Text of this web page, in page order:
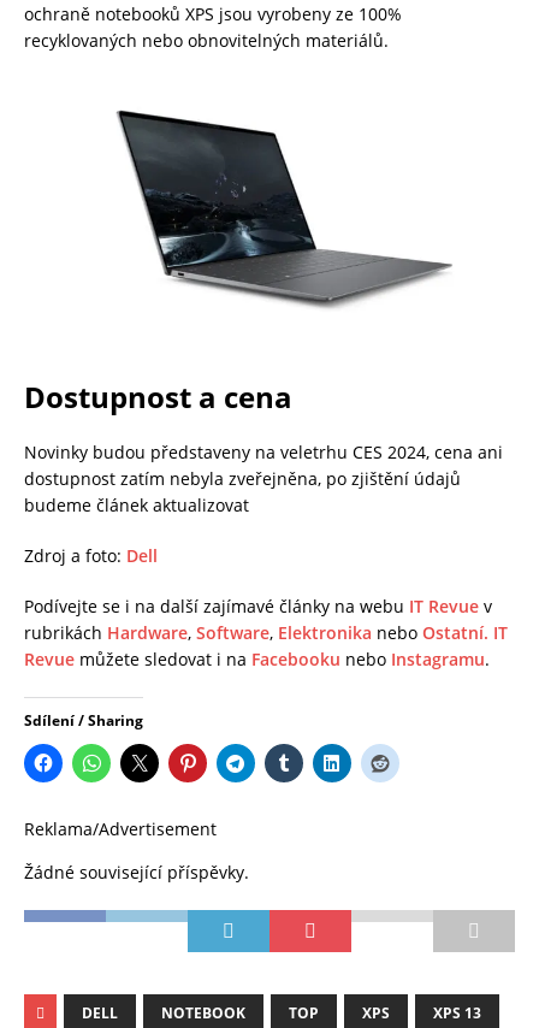
ochraně notebooků XPS jsou vyrobeny ze 100%
recyklovaných nebo obnovitelných materiálů.
Dostupnost a cena
Novinky budou představeny na veletrhu CES 2024, cena ani
dostupnost zatím nebyla zveřejněna, po zjištění údajů
budeme článek aktualizovat
Zdroj a foto: Dell
Podívejte se i na další zajímavé články na webu IT Revue v
rubrikách Hardware, Software, Elektronika nebo Ostatní. IT
Revue můžete sledovat i na Facebooku nebo Instagramu.
Sdílení / Sharing
Reklama/Advertisement
Žádné související příspěvky.
DELL NOTEBOOK TOP XPS XPS 13